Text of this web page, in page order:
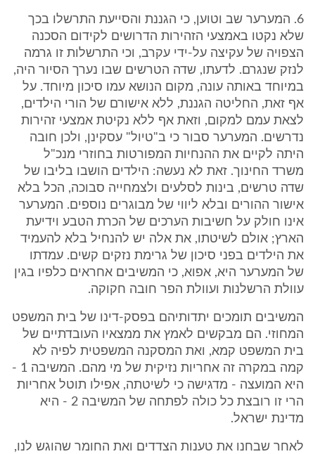
6. המערער שב וטוען, כי הגננת והסייעת התרשלו בכך
שלא נקטו באמצעי הזהירות הדרושים לקידום הסכנה
הצפויה של עקיצה על-ידי עקרב, וכי התרשלות זו גרמה
לנזק שנגרם. לדעתו, שדה הטרשים שבו נערך הסיור היה,
במיוחד באותה עונה, מקום הנושא עמו סיכון מיוחד. על
אף זאת, החליטה הגננת, ללא אישורם של הורי הילדים,
לצאת עמם למקום, וזאת אף ללא נקיטת אמצעי זהירות
נדרשים. המערער סבור כי ב"טיול" עסקינן, ולכן חובה
היתה לקיים את ההנחיות המפורטות בחוזרי מנכ"ל
משרד החינוך. זאת לא נעשה: הילדים הושבו בליבו של
שדה טרשים, בינות לסלעים ולצמחייה סבוכה, הכל בלא
אישור ההורים ובלא ליווי של מבוגרים נוספים. המערער
אינו חולק על חשיבות הערכים של הכרת הטבע וידיעת
הארץ; אולם לשיטתו, את אלה יש להנחיל בלא להעמיד
את הילדים בפני סיכון של גרימת נזקים קשים. עמדתו
של המערער היא, אפוא, כי המשיבים אחראים כלפיו בגין
עוולת הרשלנות ועוולת הפר חובה חקוקה.
המשיבים תומכים יתדותיהם בפסק-דינו של בית המשפט
המחוזי. הם מבקשים לאמץ את ממצאיו העובדתיים של
בית המשפט קמא, ואת המסקנה המשפטית לפיה לא
קמה במקרה זה אחריות נזיקית של מי מהם. המשיבה 1 -
היא המועצה - מדגישה כי לשיטתה, אפילו תוטל אחריות
הרי זו רובצת כל כולה לפתחה של המשיבה 2 - היא
מדינת ישראל.
לאחר שבחנו את טענות הצדדים ואת החומר שהוגש לנו,